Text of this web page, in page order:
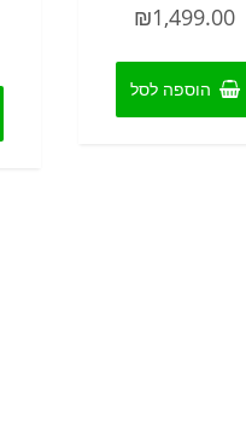
0
₪1,499.00
הוספה לסל